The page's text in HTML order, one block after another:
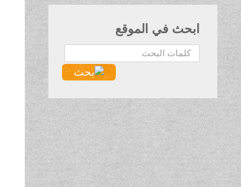
ابحث في الموقع
البحث...